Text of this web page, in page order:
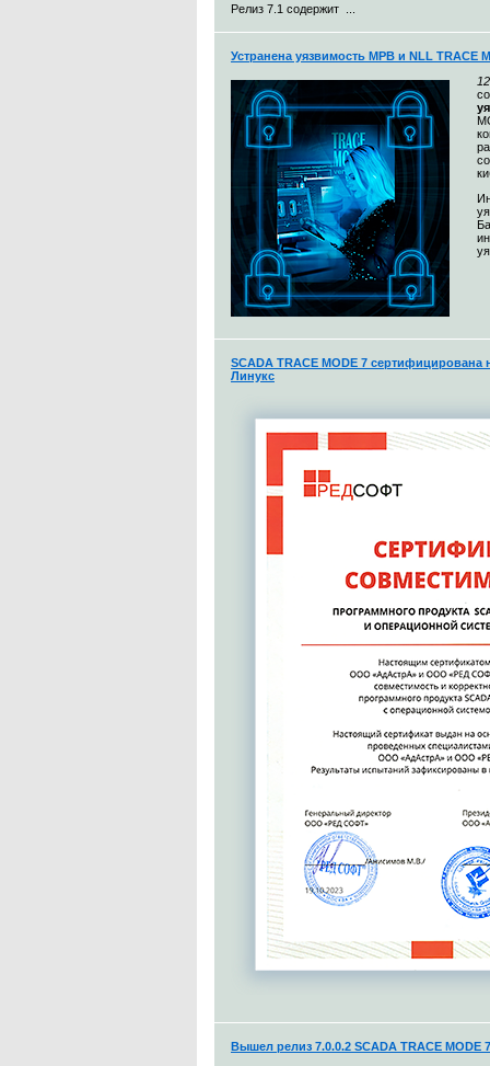
Релиз 7.1 содержит ...
Устранена уязвимость МРВ и NLL TRACE
SCADA TRACE MODE 7
Линукс
Вышел релиз 7.0.0.2 SCADA TRACE MODE 7